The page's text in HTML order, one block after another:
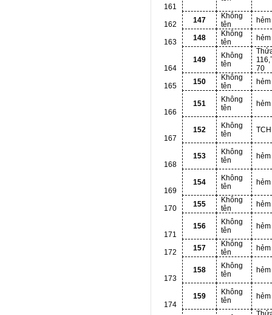
161
162 147
Không
tên
163 148
Không
tên
164
149
Không
tên
70
165 150
Không
tên
166
151
Không
tên
167
152
Không
tên
168
153
Không
tên
169
154
Không
tên
170 155
Không
tên
171
156
Không
tên
172 157
Không
tên
173
158
Không
tên
174
159
Không
tên